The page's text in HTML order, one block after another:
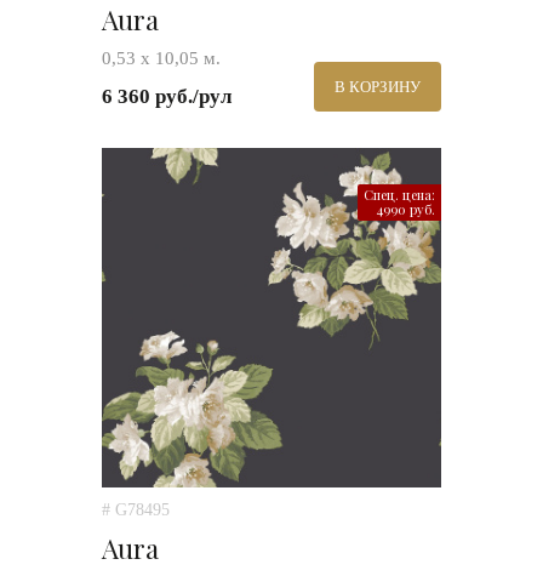
Aura
0,53 х 10,05 м.
6 360 руб./рул В КОРЗИНУ
Спец. цена:
4990 руб.
# G78495
Aura